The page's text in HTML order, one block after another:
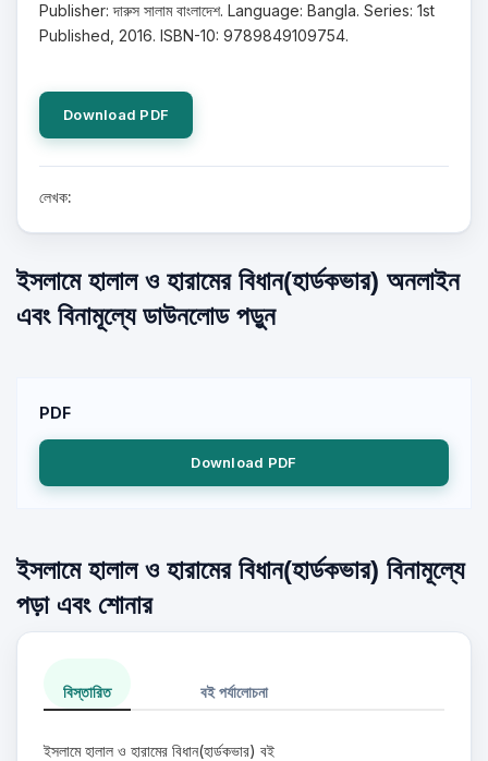
Publisher: দারুস সালাম বাংলাদেশ. Language: Bangla. Series: 1st
Published, 2016. ISBN-10: 9789849109754.
Download PDF
লেখক:
ইসলামে হালাল ও হারামের বিধান(হার্ডকভার) অনলাইন
এবং বিনামূল্যে ডাউনলোড পড়ুন
PDF
Download PDF
ইসলামে হালাল ও হারামের বিধান(হার্ডকভার) বিনামূল্যে
পড়া এবং শোনার
বিস্তারিত বই পর্যালোচনা
ইসলামে হালাল ও হারামের বিধান(হার্ডকভার) বই